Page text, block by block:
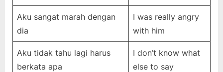
Aku sangat marah dengan
dia
I was really angry
with him
Aku tidak tahu lagi harus
berkata apa
I don’t know what
else to say